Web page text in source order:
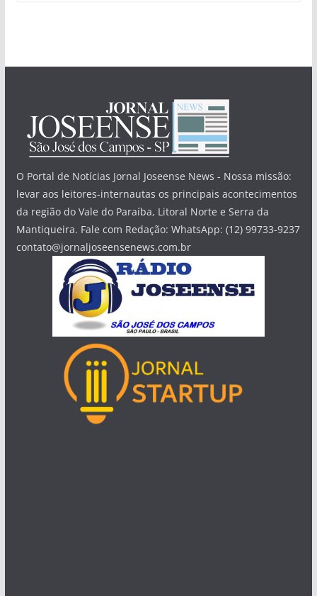
O Portal de Notícias Jornal Joseense News - Nossa missão:
levar aos leitores-internautas os principais acontecimentos
da região do Vale do Paraíba, Litoral Norte e Serra da
Mantiqueira. Fale com Redação: WhatsApp: (12) 99733-9237
contato@jornaljoseensenews.com.br